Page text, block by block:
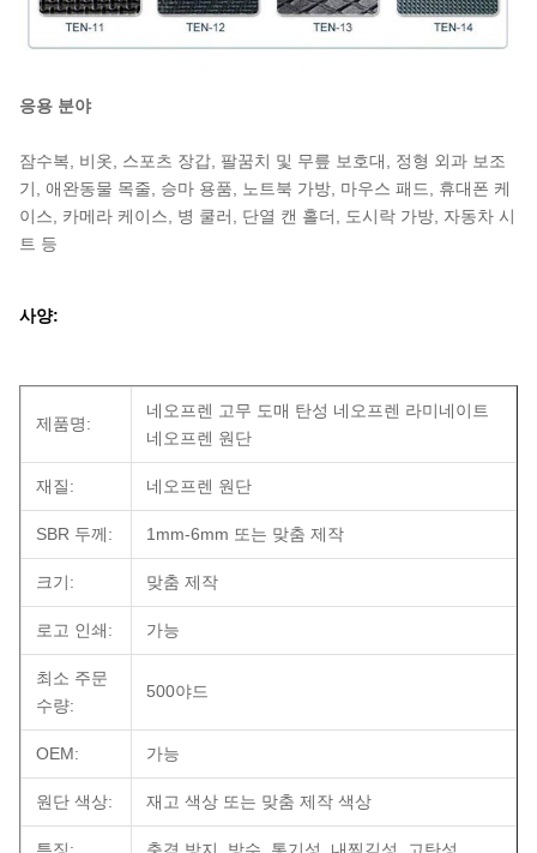
응용 분야
잠수복, 비옷, 스포츠 장갑, 팔꿈치 및 무릎 보호대, 정형 외과 보조
기, 애완동물 목줄, 승마 용품, 노트북 가방, 마우스 패드, 휴대폰 케
이스, 카메라 케이스, 병 쿨러, 단열 캔 홀더, 도시락 가방, 자동차 시
트 등
사양:
제품명:
네오프렌 고무 도매 탄성 네오프렌 라미네이트
네오프렌 원단
재질: 네오프렌 원단
SBR 두께: 1mm-6mm 또는 맞춤 제작
크기: 맞춤 제작
로고 인쇄: 가능
최소 주문
수량:
500야드
OEM: 가능
원단 색상: 재고 색상 또는 맞춤 제작 색상